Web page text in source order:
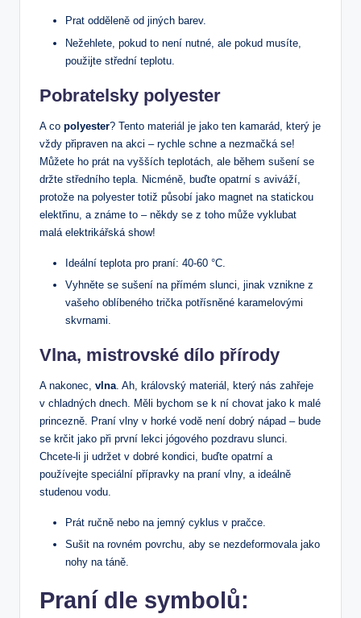
Prat odděleně od jiných barev.
Nežehlete, pokud to není nutné, ale pokud musíte,
použijte střední teplotu.
Pobratelsky polyester
A co polyester? Tento materiál je jako ten kamarád, který je
vždy připraven na akci – rychle schne a nezmačká se!
Můžete ho prát na vyšších teplotách, ale během sušení se
držte středního tepla. Nicméně, buďte opatrní s aviváží,
protože na polyester totiž působí jako magnet na statickou
elektřinu, a známe to – někdy se z toho může vyklubat
malá elektrikářská show!
Ideální teplota pro praní: 40-60 °C.
Vyhněte se sušení na přímém slunci, jinak vznikne z
vašeho oblíbeného trička potřísněné karamelovými
skvrnami.
Vlna, mistrovské dílo přírody
A nakonec, vlna . Ah, královský materiál, který nás zahřeje
v chladných dnech. Měli bychom se k ní chovat jako k malé
princezně. Praní vlny v horké vodě není dobrý nápad – bude
se krčit jako při první lekci jógového pozdravu slunci.
Chcete-li ji udržet v dobré kondici, buďte opatrní a
používejte speciální přípravky na praní vlny, a ideálně
studenou vodu.
Prát ručně nebo na jemný cyklus v pračce.
Sušit na rovném povrchu, aby se nezdeformovala jako
nohy na táně.
Praní dle symbolů: